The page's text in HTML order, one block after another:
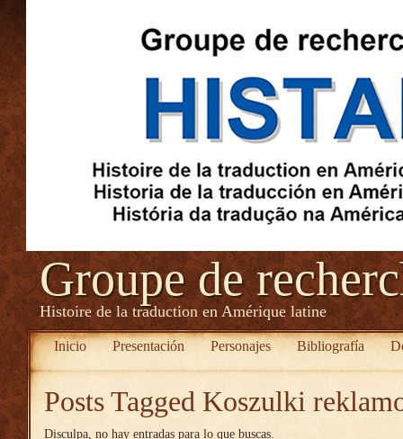
Groupe de
Histoire de la traduction en Amérique latine
Inicio Presentación Personajes Bibliografía
Posts Tagged Koszulki
Disculpa, no hay entradas para lo que buscas.